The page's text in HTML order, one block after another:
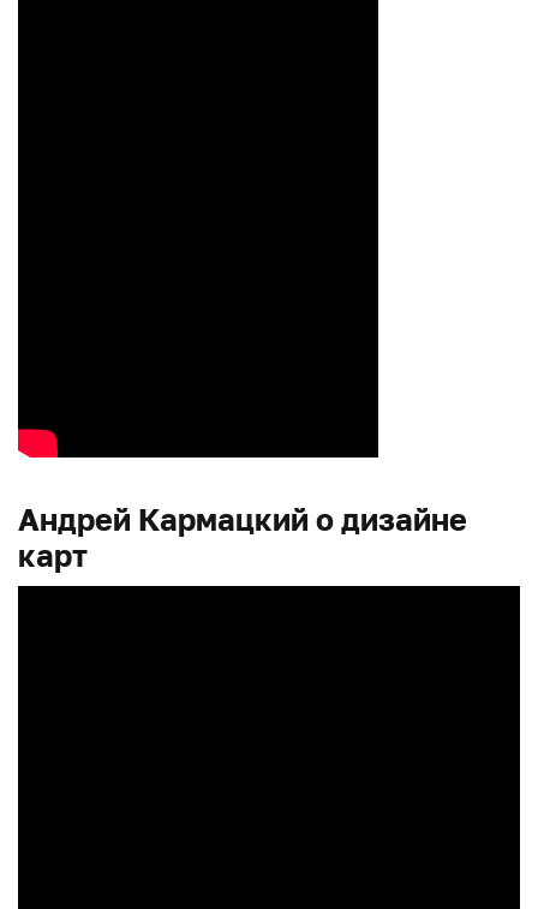
Андрей Кармацкий о дизайне
карт